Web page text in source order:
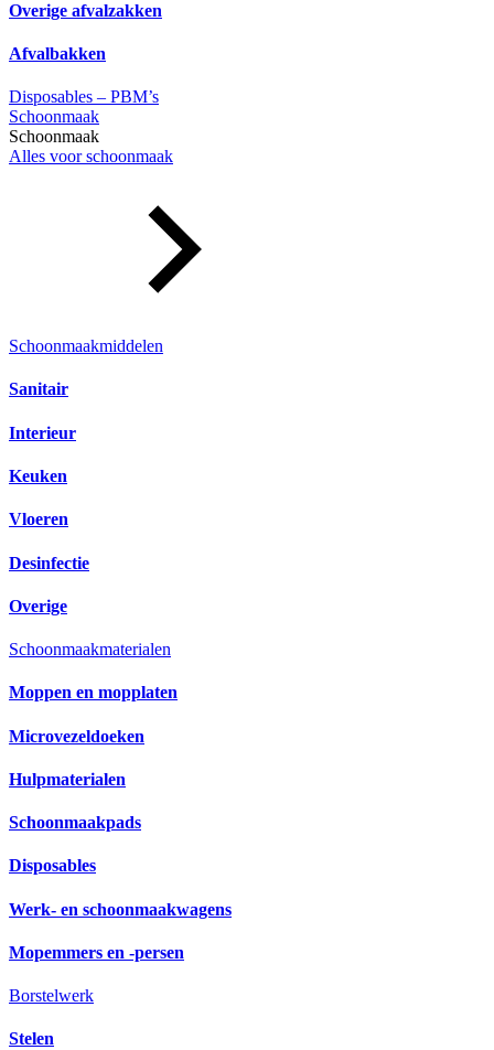
Overige afvalzakken
Afvalbakken
Disposables – PBM’s
Schoonmaak
Schoonmaak
Alles voor schoonmaak
Schoonmaakmiddelen
Sanitair
Interieur
Keuken
Vloeren
Desinfectie
Overige
Schoonmaakmaterialen
Moppen en mopplaten
Microvezeldoeken
Hulpmaterialen
Schoonmaakpads
Disposables
Werk- en schoonmaakwagens
Mopemmers en -persen
Borstelwerk
Stelen